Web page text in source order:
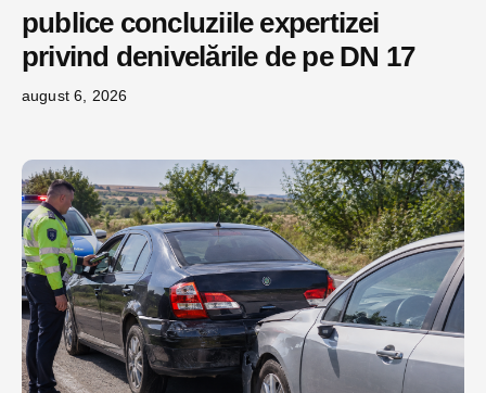
publice concluziile expertizei
privind denivelările de pe DN 17
august 6, 2026